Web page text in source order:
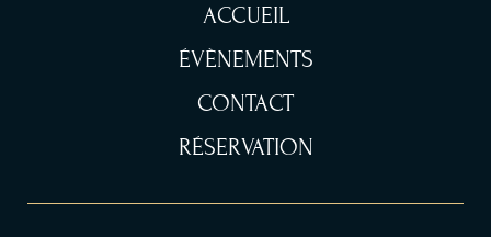
ACCUEIL
ÉVÈNEMENTS
CONTACT
RÉSERVATION